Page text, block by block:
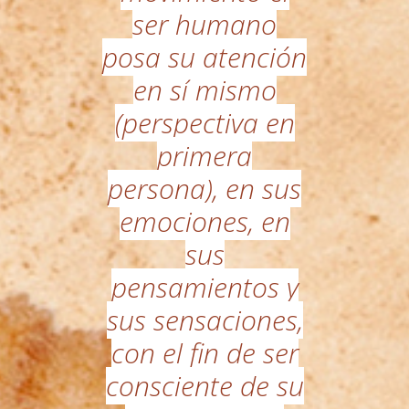
ser humano
posa su atención
en sí mismo
(perspectiva en
primera
persona), en sus
emociones, en
sus
pensamientos y
sus sensaciones,
con el fin de ser
consciente de su